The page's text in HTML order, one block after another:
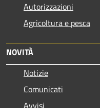
Autorizzazioni
Agricoltura e pesca
NOVITÀ
Notizie
Comunicati